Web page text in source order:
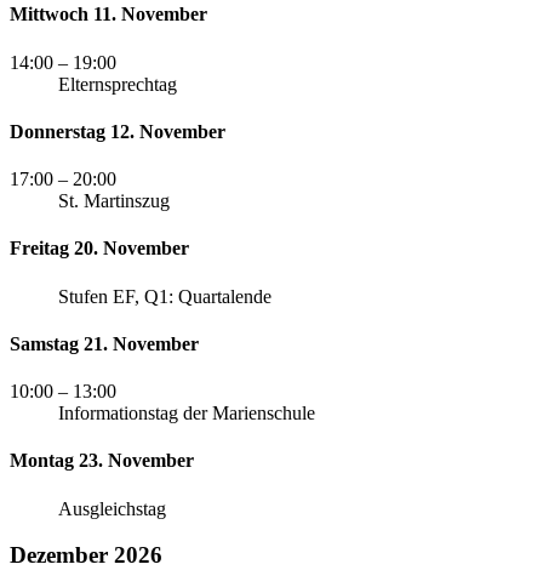
Mittwoch 11. November
14:00 – 19:00
Elternsprechtag
Donnerstag 12. November
17:00 – 20:00
St. Martinszug
Freitag 20. November
Stufen EF, Q1: Quartalende
Samstag 21. November
10:00 – 13:00
Informationstag der Marienschule
Montag 23. November
Ausgleichstag
Dezember 2026